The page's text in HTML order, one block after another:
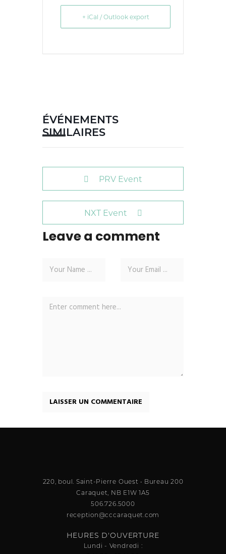
+ iCal / Outlook export
ÉVÉNEMENTS
SIMILAIRES
PRV Event
NXT Event
Leave a comment
220, boul. Saint-Pierre Ouest • Bureau 200
Caraquet, NB E1W 1A5
506.726.5000
reception@cccaraquet.com
HEURES D'OUVERTURE
Lundi - Vendredi :